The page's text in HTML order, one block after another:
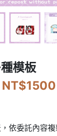
模板
依委託內容複